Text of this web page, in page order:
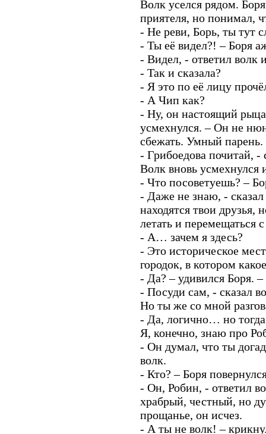
Волк уселся рядом.
приятеля, но понимал,
- Не реви, Борь, ты тут
- Ты её видел?! – Боря
- Видел, - ответил волк
- Так и сказала?
- Я это по её лицу
- А Чип как?
- Ну, он настоящий
усмехнулся. – Он не
сбежать. Умный парень.
- Грибоедова почитай, -
Волк вновь усмехнулся
- Что посоветуешь? –
- Даже не знаю, - сказал
находятся твои
летать и перемещаться
- А… зачем я здесь?
- Это историческое
городок, в котором
- Да? – удивился Боря.
- Посуди сам, - сказал
Но ты же со мной
- Да, логично… но тогда
Я, конечно, знаю про
- Он думал, что ты
волк.
- Кто? – Боря
- Он, Робин, - ответил
храбрый, честный, но
прощанье, он исчез.
- А ты не волк! –